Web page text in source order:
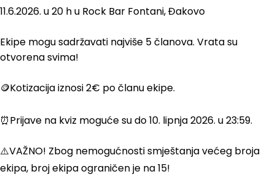
11.6.2026. u 20 h u Rock Bar Fontani, Đakovo
Ekipe mogu sadržavati najviše 5 članova. Vrata su
otvorena svima!
🪙Kotizacija iznosi 2€ po članu ekipe.
⏰️Prijave na kviz moguće su do 10. lipnja 2026. u 23:59.
⚠️VAŽNO! Zbog nemogućnosti smještanja većeg broja
ekipa, broj ekipa ograničen je na 15!